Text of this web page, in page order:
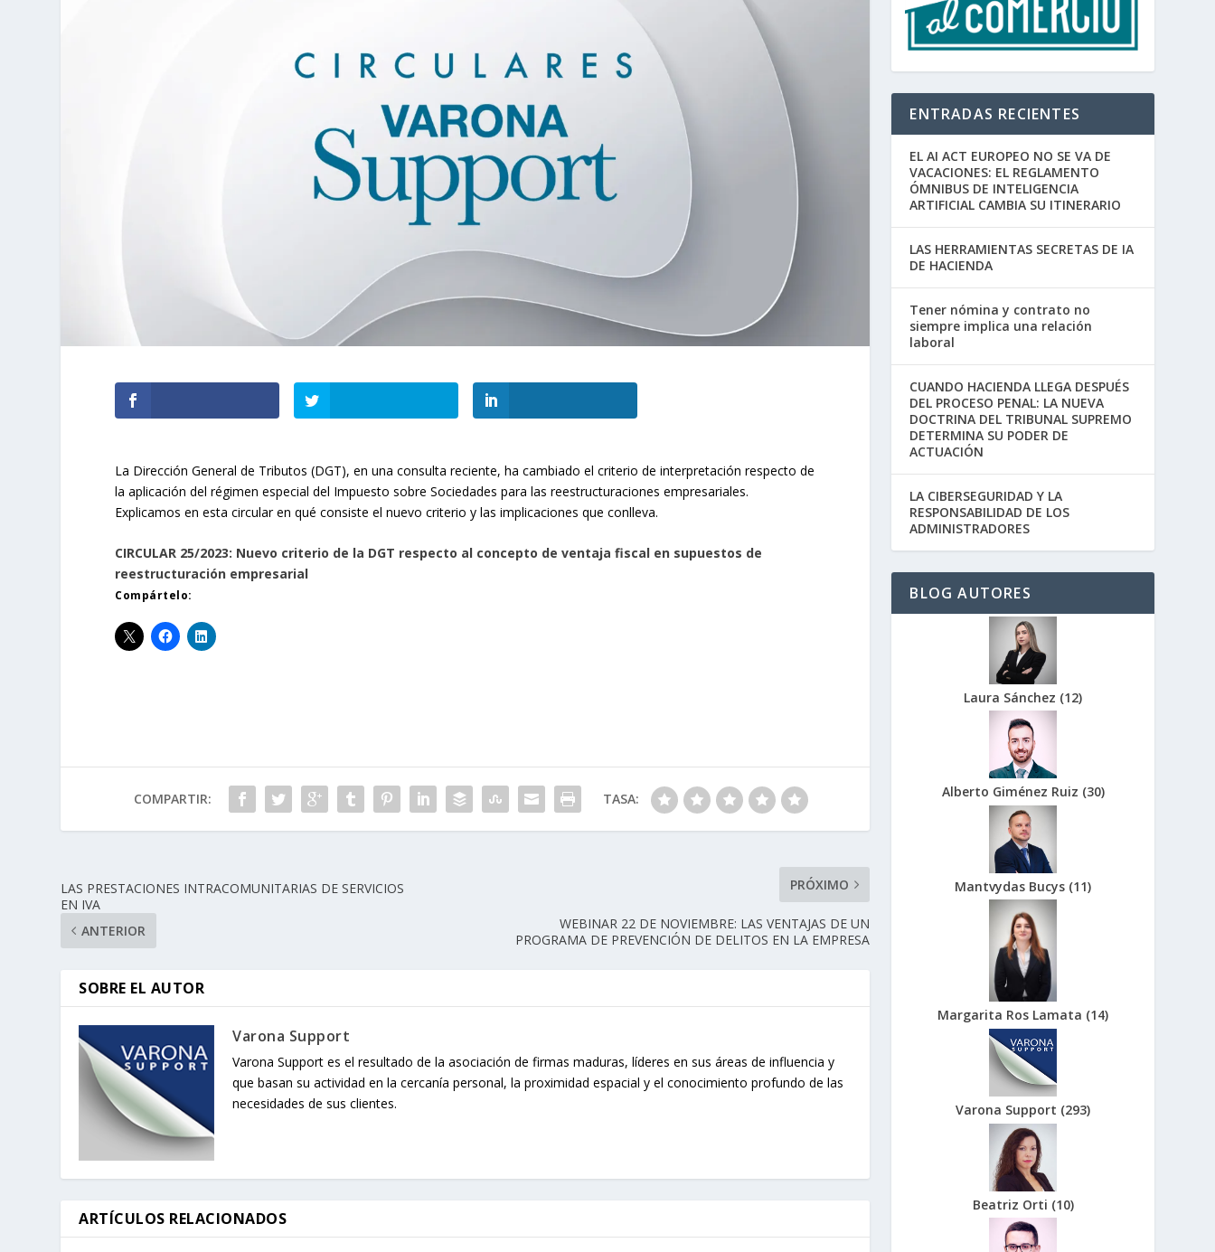
La Dirección General de Tributos (DGT), en una consulta reciente, ha cambiado el criterio de interpretación respecto de
la aplicación del régimen especial del Impuesto sobre Sociedades para las reestructuraciones empresariales.
Explicamos en esta circular en qué consiste el nuevo criterio y las implicaciones que conlleva.
CIRCULAR 25/2023: Nuevo criterio de la DGT respecto al concepto de ventaja fiscal en supuestos de
reestructuración empresarial
Compártelo:
COMPARTIR: TASA:
LAS PRESTACIONES INTRACOMUNITARIAS DE SERVICIOS
EN IVA
ANTERIOR
PRÓXIMO
WEBINAR 22 DE NOVIEMBRE: LAS VENTAJAS DE UN
PROGRAMA DE PREVENCIÓN DE DELITOS EN LA EMPRESA
SOBRE EL AUTOR
Varona Support
Varona Support es el resultado de la asociación de firmas maduras, líderes en sus áreas de influencia y
que basan su actividad en la cercanía personal, la proximidad espacial y el conocimiento profundo de las
necesidades de sus clientes.
ARTÍCULOS RELACIONADOS
ENTRADAS RECIENTES
EL AI ACT EUROPEO NO SE VA DE
VACACIONES: EL REGLAMENTO
ÓMNIBUS DE INTELIGENCIA
ARTIFICIAL CAMBIA SU ITINERARIO
LAS HERRAMIENTAS SECRETAS DE IA
DE HACIENDA
Tener nómina y contrato no
siempre implica una relación
laboral
CUANDO HACIENDA LLEGA DESPUÉS
DEL PROCESO PENAL: LA NUEVA
DOCTRINA DEL TRIBUNAL SUPREMO
DETERMINA SU PODER DE
ACTUACIÓN
LA CIBERSEGURIDAD Y LA
RESPONSABILIDAD DE LOS
ADMINISTRADORES
BLOG AUTORES
Laura Sánchez (12)
Alberto Giménez Ruiz (30)
Mantvydas Bucys (11)
Margarita Ros Lamata (14)
Varona Support (293)
Beatriz Orti (10)